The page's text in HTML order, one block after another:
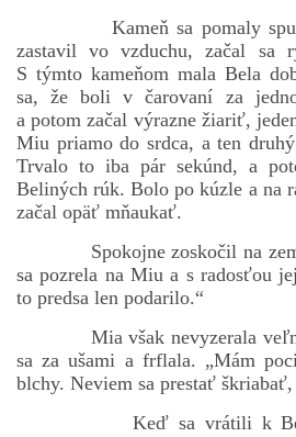
Kameň sa pomaly
zastavil vo vzduchu, začal sa
S týmto kameňom mala Bela
sa, že boli v čarovaní za
a potom začal výrazne žiariť,
Miu priamo do srdca, a ten
Trvalo to iba pár sekúnd, a
Beliných rúk. Bolo po kúzle a na
začal opäť mňaukať.
Spokojne zoskočil na zem
sa pozrela na Miu a s radosťou
to predsa len podarilo.“
Mia však nevyzerala veľmi
sa za ušami a frflala. „Mám
blchy. Neviem sa prestať
Keď sa vrátili k Bele